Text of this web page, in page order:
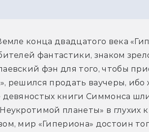
конца двадцатого века
фантастики, знаком
фэн для того, чтобы
решился продать ваучеры, ибо
девяностых книги Симмонса
планеты» в глухих
мир «Гипериона» достоин